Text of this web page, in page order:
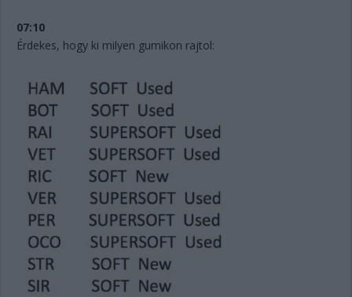
07:10
Érdekes, hogy ki milyen gumikon rajtol: